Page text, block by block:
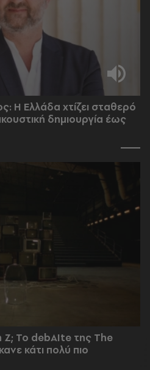
Η Ελλάδα χτίζει σταθερό
δημιουργία έως
Z; Το debAIte της The
κάτι πολύ πιο